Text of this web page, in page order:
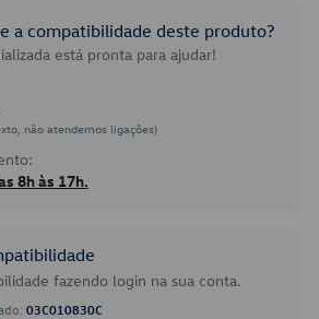
a compatibilidade deste produto?
está pronta para ajudar!
não atendemos ligações)
8h às 17h.
fazendo login na sua conta.
03C010830C